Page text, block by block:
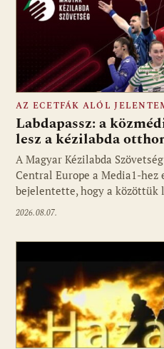
Fotó: media1.hu
AZ ECETFÁK ALÓL
Labdapassz: a
lesz a kézilabda
A Magyar Kézilabda
Central Europe a Media1-
bejelentette, hogy a
2026.08.07.